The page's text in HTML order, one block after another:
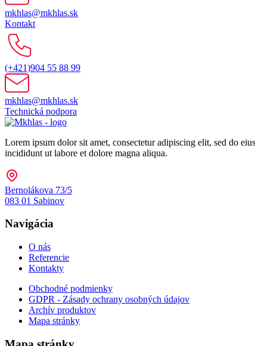
mkhlas@mkhlas.sk
Kontakt
(+421)904 55 88 99
mkhlas@mkhlas.sk
Technická podpora
Lorem ipsum dolor sit amet, consectetur adipiscing elit, sed do
incididunt ut labore et dolore magna aliqua.
Bernolákova 73/5
083 01 Sabinov
Navigácia
O nás
Referencie
Kontakty
Obchodné podmienky
GDPR - Zásady ochrany osobných údajov
Archív produktov
Mapa stránky